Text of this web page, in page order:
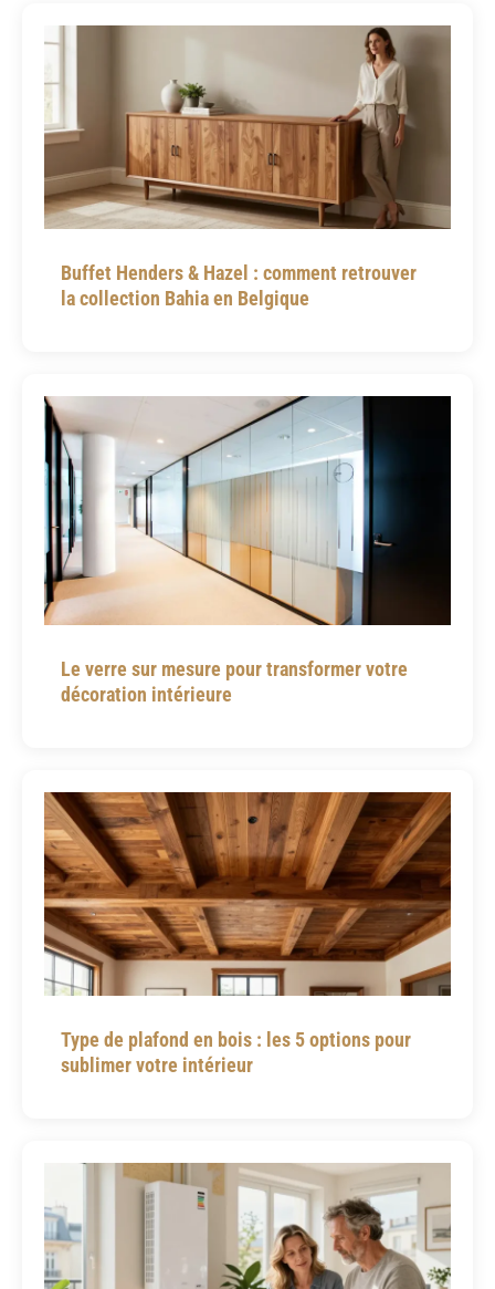
Buffet Henders & Hazel : comment retrouver
la collection Bahia en Belgique
Le verre sur mesure pour transformer votre
décoration intérieure
Type de plafond en bois : les 5 options pour
sublimer votre intérieur